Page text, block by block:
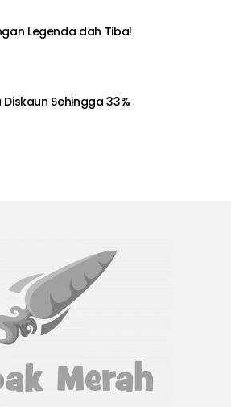
Legenda dah Tiba!
Diskaun Sehingga 33%